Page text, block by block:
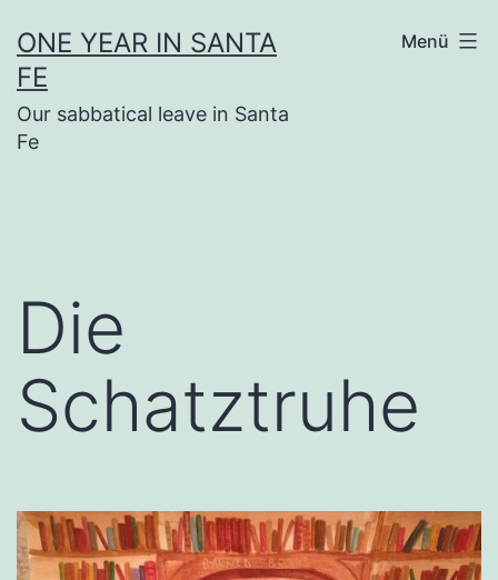
Inhalt
springen
ONE YEAR IN SANTA
FE
Our sabbatical leave in Santa
Fe
Menü
Die
Schatztruhe